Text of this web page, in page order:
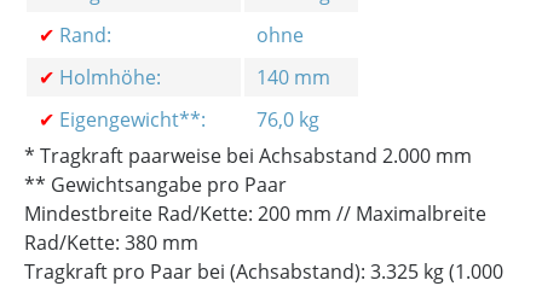
✔ Rand:
ohne
✔ Holmhöhe:
140 mm
✔ Eigengewicht**:
76,0 kg
* Tragkraft paarweise bei Achsabstand 2.000 mm
** Gewichtsangabe pro Paar
Mindestbreite Rad/Kette: 200 mm // Maximalbreite
Rad/Kette: 380 mm
Tragkraft pro Paar bei (Achsabstand): 3.325 kg (1.000